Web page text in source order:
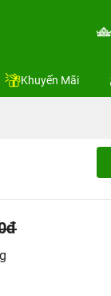
Khuyến Mãi